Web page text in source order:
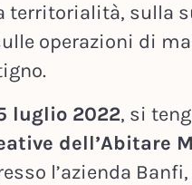
territorialità, sulla
operazioni di
luglio 2022, si
dell’Abitare
l’azienda Banfi,